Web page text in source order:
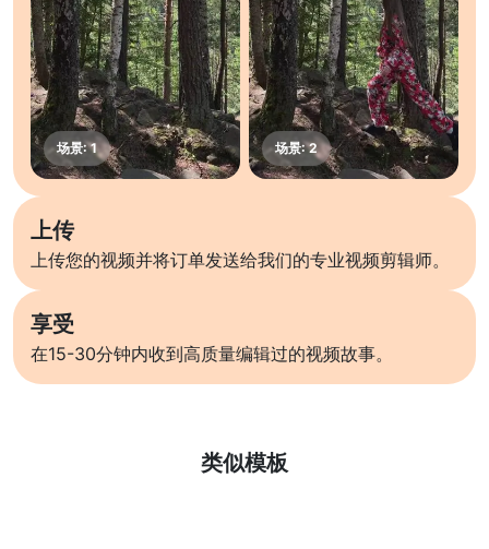
上传
上传您的视频并将订单发送给我们的专业视频剪辑师。
享受
在15-30分钟内收到高质量编辑过的视频故事。
类似模板
了解更多